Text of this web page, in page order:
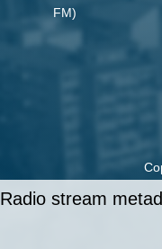
FM)
Radio stream